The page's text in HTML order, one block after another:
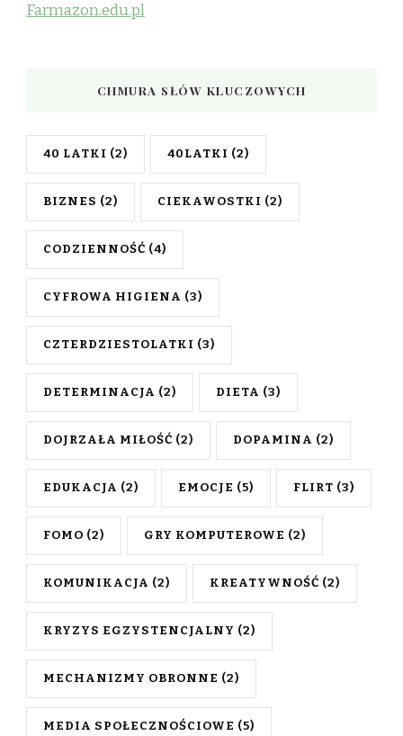
Farmazon.edu.pl
CHMURA SŁÓW KLUCZOWYCH
40 LATKI (2) 40LATKI (2)
BIZNES (2) CIEKAWOSTKI (2)
CODZIENNOŚĆ (4)
CYFROWA HIGIENA (3)
CZTERDZIESTOLATKI (3)
DETERMINACJA (2) DIETA (3)
DOJRZAŁA MIŁOŚĆ (2) DOPAMINA (2)
EDUKACJA (2) EMOCJE (5) FLIRT (3)
FOMO (2) GRY KOMPUTEROWE (2)
KOMUNIKACJA (2) KREATYWNOŚĆ (2)
KRYZYS EGZYSTENCJALNY (2)
MECHANIZMY OBRONNE (2)
MEDIA SPOŁECZNOŚCIOWE (5)